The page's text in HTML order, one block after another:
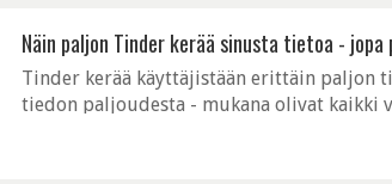
Näin paljon Tinder kerää sinusta tietoa -
Tinder kerää käyttäjistään erittäin paljon
tiedon paljoudesta - mukana olivat kaikki